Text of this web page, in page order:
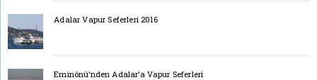
Adalar Vapur Seferleri 2016
Eminönü’nden Adalar’a Vapur Seferleri